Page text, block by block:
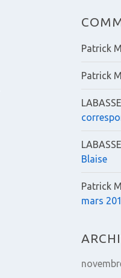
Patrick
Patrick
LABASSE
LABASSE
Blaise
Patrick
mars